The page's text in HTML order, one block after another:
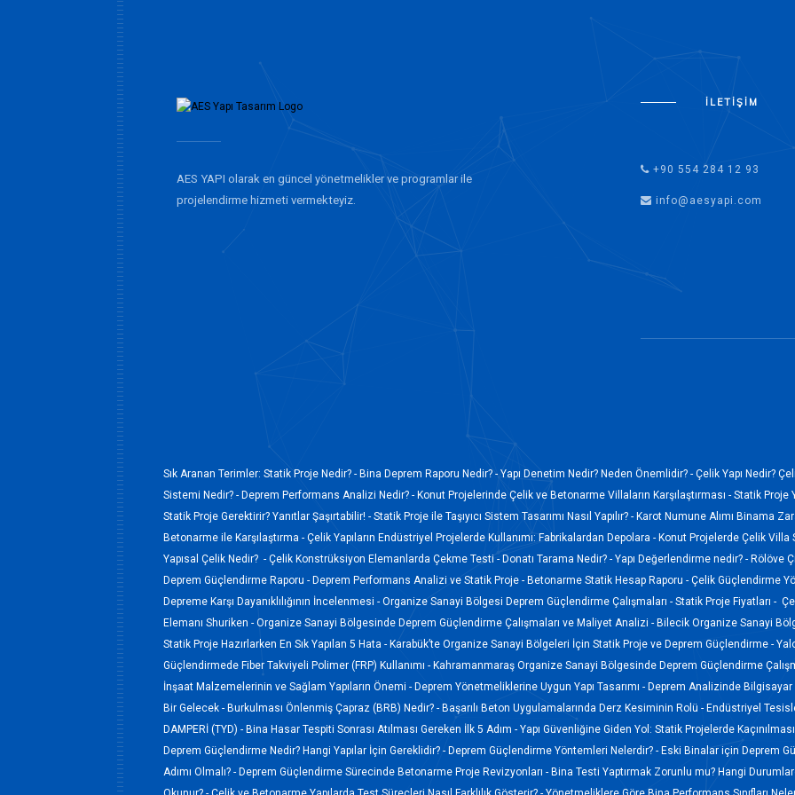
AES YAPI olarak en güncel yönetmelikler ve programlar ile
projelendirme hizmeti vermekteyiz.
İLETIŞIM
+90 554 284 12 93
info@aesyapi.com
Sık Aranan Terimler:Statik Proje Nedir? - Bina Deprem Raporu Nedir? -Yapı Denetim Nedir? Neden Önemlidir? -Çelik Yapı Nedir?
Sistemi Nedir? - Deprem Performans Analizi Nedir? - Konut Projelerinde Çelik ve Betonarme Villaların Karşılaştırması -Statik Proje
Statik Proje Gerektirir? Yanıtlar Şaşırtabilir! -Statik Proje ile Taşıyıcı Sistem Tasarımı Nasıl Yapılır? - Karot Numune Alımı Binama
Betonarme ile Karşılaştırma -Çelik Yapıların Endüstriyel Projelerde Kullanımı: Fabrikalardan Depolara - Konut Projelerde Çelik Villa
Yapısal Çelik Nedir? -Çelik Konstrüksiyon Elemanlarda Çekme Testi - Donatı Tarama Nedir? -Yapı Değerlendirme nedir? - Rölöve
Deprem Güçlendirme Raporu - Deprem Performans Analizi ve Statik Proje - Betonarme Statik Hesap Raporu -Çelik Güçlendirme
Depreme Karşı Dayanıklılığının İncelenmesi -Organize Sanayi Bölgesi Deprem Güçlendirme Çalışmaları -Statik Proje Fiyatları -
Elemanı Shuriken -Organize Sanayi Bölgesinde Deprem Güçlendirme Çalışmaları ve Maliyet Analizi - Bilecik Organize Sanayi
Statik Proje Hazırlarken En Sık Yapılan 5 Hata - Karabük’te Organize Sanayi Bölgeleri İçin Statik Proje ve Deprem Güçlendirme -
Güçlendirmede Fiber Takviyeli Polimer (FRP) Kullanımı - Kahramanmaraş Organize Sanayi Bölgesinde Deprem Güçlendirme
İnşaat Malzemelerinin ve Sağlam Yapıların Önemi - Deprem Yönetmeliklerine Uygun Yapı Tasarımı - Deprem Analizinde
Bir Gelecek - Burkulması Önlenmiş Çapraz (BRB) Nedir? - Başarılı Beton Uygulamalarında Derz Kesiminin Rolü - Endüstriyel
DAMPERİ (TYD) - Bina Hasar Tespiti Sonrası Atılması Gereken İlk 5 Adım -Yapı Güvenliğine Giden Yol: Statik Projelerde
Deprem Güçlendirme Nedir? Hangi Yapılar İçin Gereklidir? - Deprem Güçlendirme Yöntemleri Nelerdir? - Eski Binalar için Deprem
Adımı Olmalı? - Deprem Güçlendirme Sürecinde Betonarme Proje Revizyonları - Bina Testi Yaptırmak Zorunlu mu? Hangi